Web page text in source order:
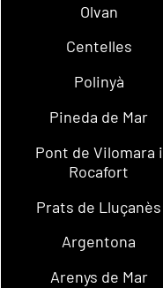
Olvan
Centelles
Polinyà
Pineda de Mar
Pont de Vilomara i
Rocafort
Prats de Lluçanès
Argentona
Arenys de Mar